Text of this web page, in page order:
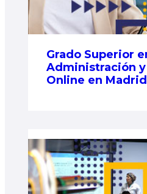
Grado Superior
Administración y
Online en Madrid